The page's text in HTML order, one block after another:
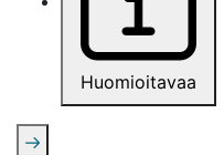
Huomioitavaa